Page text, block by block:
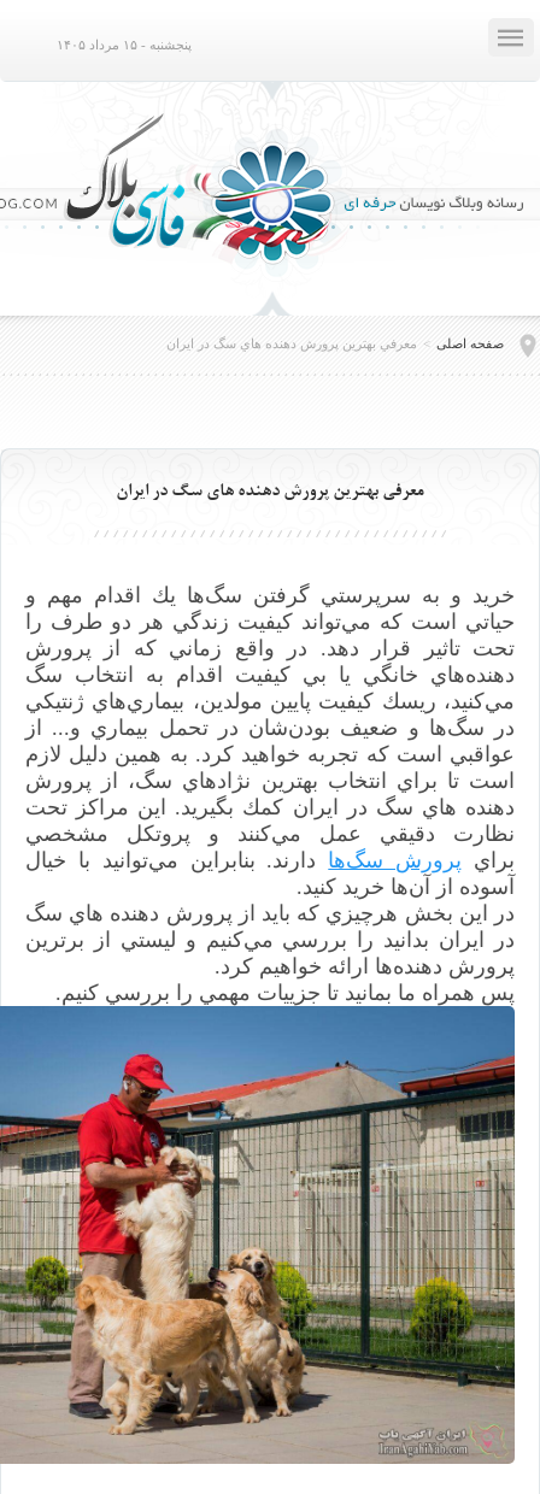
 پنجشنبه - ۱۵ مرداد ۱۴۰۵
صفحه اصلی > معرفي بهترين پرورش دهنده هاي سگ در ايران
معرفي بهترين پرورش دهنده هاي سگ در ايران
خريد و به سرپرستي گرفتن سگ‌ها يك اقدام مهم و
حياتي است كه مي‌تواند كيفيت زندگي هر دو طرف را
تحت تاثير قرار دهد. در واقع زماني كه از پرورش
دهنده‌هاي خانگي يا بي كيفيت اقدام به انتخاب سگ
مي‌كنيد، ريسك كيفيت پايين مولدين، بيماري‌هاي ژنتيكي
در سگ‌ها و ضعيف بودن‌شان در تحمل بيماري و... از
عواقبي است كه تجربه خواهيد كرد. به همين دليل لازم
است تا براي انتخاب بهترين نژادهاي سگ، از پرورش
دهنده هاي سگ در ايران كمك بگيريد. اين مراكز تحت
نظارت دقيقي عمل مي‌كنند و پروتكل مشخصي
براي پرورش سگ‌ها دارند. بنابراين مي‌توانيد با خيال
آسوده از آن‌ها خريد كنيد.
در اين بخش هرچيزي كه بايد از پرورش دهنده هاي سگ
در ايران بدانيد را بررسي مي‌كنيم و ليستي از برترين
پرورش دهنده‌ها ارائه خواهيم كرد.
پس همراه ما بمانيد تا جزييات مهمي را بررسي كنيم.